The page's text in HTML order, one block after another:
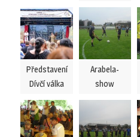
Představení
Dívčí válka
Arabela-
show